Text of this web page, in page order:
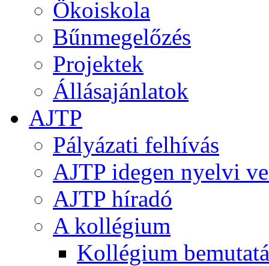
Ökoiskola
Bűnmegelőzés
Projektek
Állásajánlatok
AJTP
Pályázati felhívás
AJTP idegen nyelvi
AJTP híradó
A kollégium
Kollégium